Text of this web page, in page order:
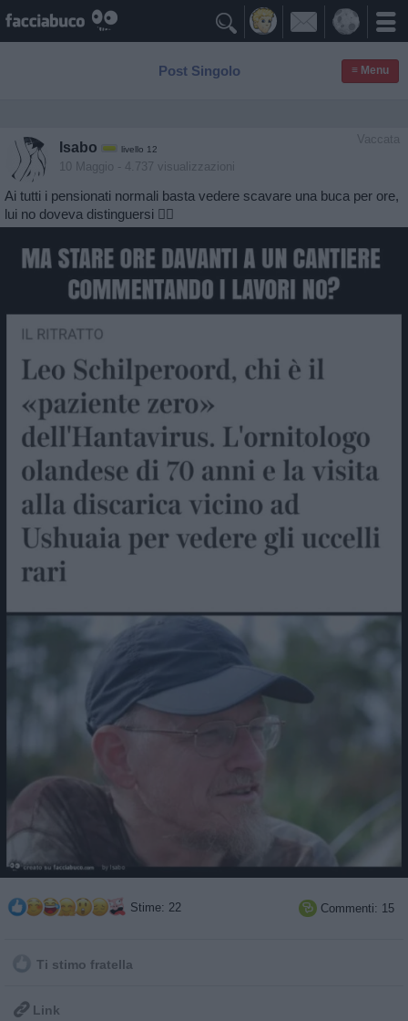

Post Singolo ≡ Menu
Vaccata
Isabo livello 12
10 Maggio - 4.737 visualizzazioni
Ai tutti i pensionati normali basta vedere scavare una buca per ore,
lui no doveva distinguersi 🤷‍♀️
Stime: 22  Commenti: 15
Ti stimo fratella
 Link